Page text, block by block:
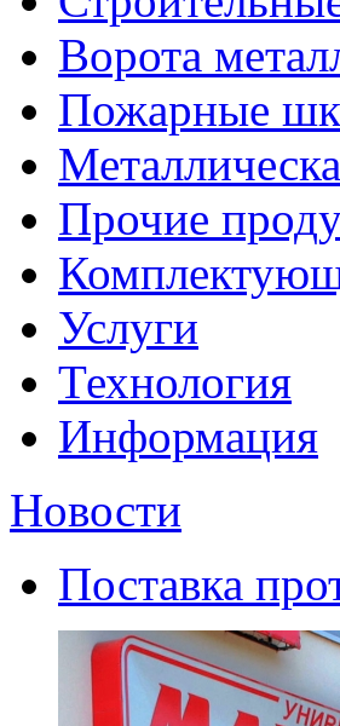
Ворота
Пожарные
Прочие
Услуги
Технология
Информация
Новости
Поставка